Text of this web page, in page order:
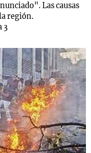
Las causas
región.
3
Notas